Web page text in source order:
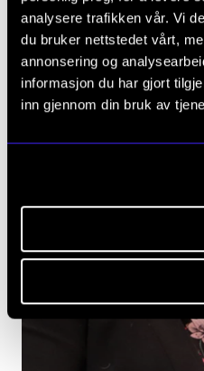
analysere trafikken vår. Vi
du bruker nettstedet vårt,
annonsering og
informasjon du har gjort
inn gjennom din bruk av